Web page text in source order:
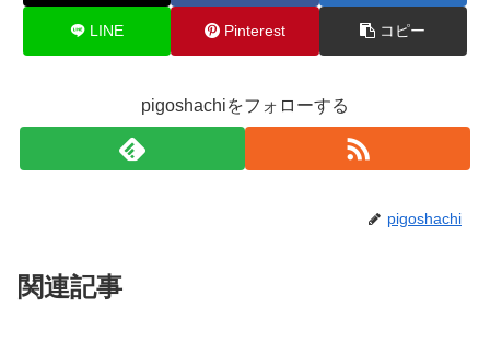
LINE Pinterest コピー
pigoshachiをフォローする
pigoshachi
関連記事